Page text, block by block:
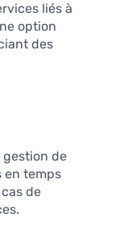
liés à
option
des
de
en temps
de